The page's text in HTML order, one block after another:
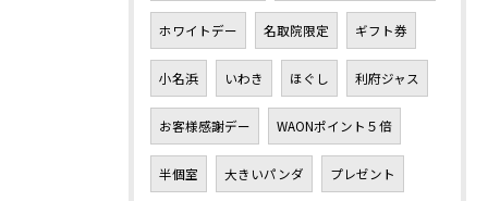
ホワイトデー 名取院限定 ギフト券
小名浜 いわき ほぐし 利府ジャス
お客様感謝デー WAONポイント５倍
半個室 大きいパンダ プレゼント